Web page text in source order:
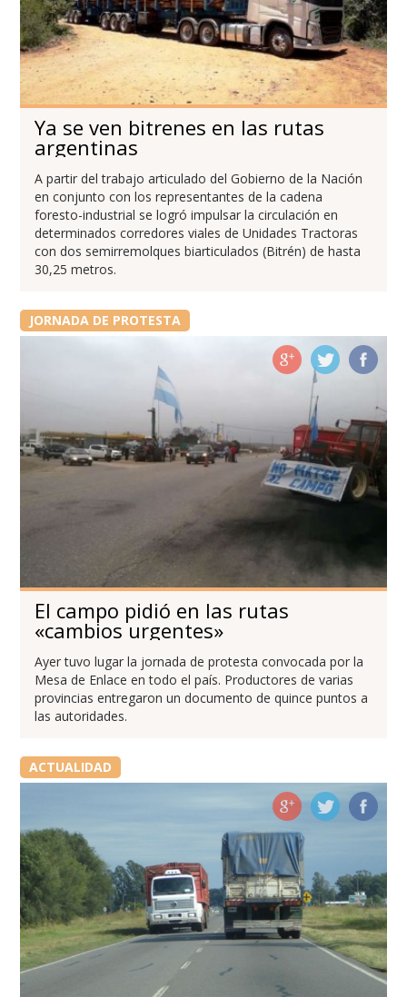
Ya se ven bitrenes en las rutas
argentinas
A partir del trabajo articulado del Gobierno de la Nación
en conjunto con los representantes de la cadena
foresto-industrial se logró impulsar la circulación en
determinados corredores viales de Unidades Tractoras
con dos semirremolques biarticulados (Bitrén) de hasta
30,25 metros.
JORNADA DE PROTESTA
El campo pidió en las rutas
«cambios urgentes»
Ayer tuvo lugar la jornada de protesta convocada por la
Mesa de Enlace en todo el país. Productores de varias
provincias entregaron un documento de quince puntos a
las autoridades.
ACTUALIDAD